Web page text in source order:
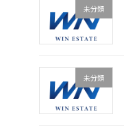
未分類
未分類